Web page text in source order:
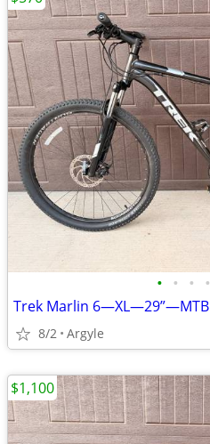
• • • •
Trek Marlin 6—XL—29”—MTB
8/2 Argyle
$1,100